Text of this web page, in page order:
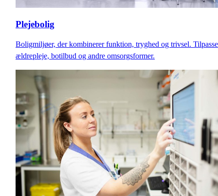
Plejebolig
Boligmiljøer, der kombinerer funktion, tryghed og trivsel.
ældrepleje, botilbud og andre omsorgsformer.